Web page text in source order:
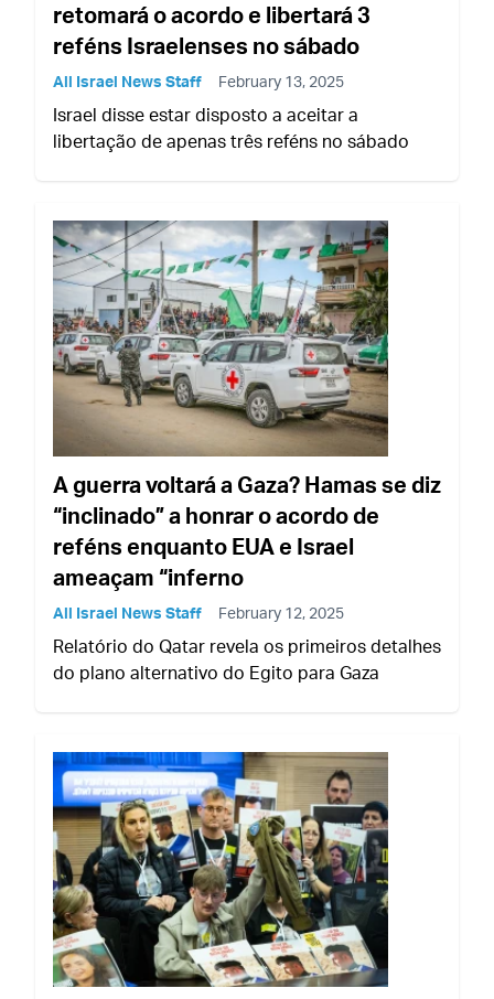
retomará o acordo e libertará 3
reféns Israelenses no sábado
All Israel News Staff February 13, 2025
Israel disse estar disposto a aceitar a
libertação de apenas três reféns no sábado
A guerra voltará a Gaza? Hamas se diz
“inclinado” a honrar o acordo de
reféns enquanto EUA e Israel
ameaçam “inferno
All Israel News Staff February 12, 2025
Relatório do Qatar revela os primeiros detalhes
do plano alternativo do Egito para Gaza